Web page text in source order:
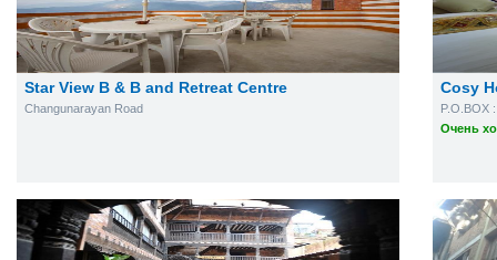
Star View B & B and Retreat Centre
Changunarayan Road
Cosy
P.O.BOX
Очень